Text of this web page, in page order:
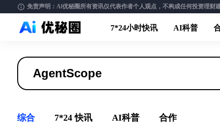
免责声明：Al优秘圈所有资讯仅代表作者个人观点，不构成任何投资理财
7*24小时快讯 AI科普
综合 7*24 快讯 AI科普 合作